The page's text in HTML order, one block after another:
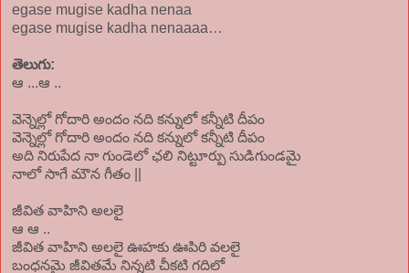
egase mugise kadha nenaa
egase mugise kadha nenaaaa…
తెలుగు:
ఆ ...ఆ ..
వెన్నెల్లో గోదారి అందం నది కన్నులో కన్నీటి దీపం
వెన్నెల్లో గోదారి అందం నది కన్నులో కన్నీటి దీపం
అది నిరుపేద నా గుండెలో ఛలి నిట్టూర్పు సుడిగుండమై
నాలో సాగే మౌన గీతం ||
జీవిత వాహిని అలలై
ఆ ఆ ..
జీవిత వాహిని అలలై ఊహకు ఊపిరి వలలై
బంధనమై జీవితమే నిన్నటి చీకటి గదిలో